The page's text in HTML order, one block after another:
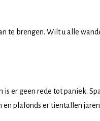
te brengen. Wilt u alle
is er geen rede tot paniek.
en plafonds er tientallen